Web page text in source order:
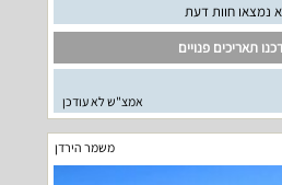
נמצאו חוות דעת
תאריכים פנויים
אמצ"ש לא עודכן
משמר הירדן